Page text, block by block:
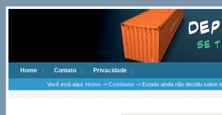
Home Contato Privacidade
Você está aqui: Home -> Cotidiano -> Estado ainda não decidiu sobre